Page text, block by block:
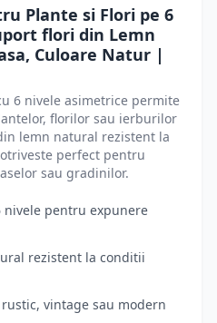
Plante si Flori pe 6
flori din Lemn
Culoare Natur |
6 nivele asimetrice permite
florilor sau ierburilor
lemn natural rezistent la
perfect pentru
sau gradinilor.
nivele pentru expunere
rezistent la conditii
vintage sau modern